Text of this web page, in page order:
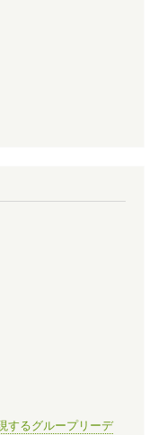
するグループリーデ